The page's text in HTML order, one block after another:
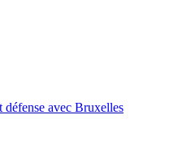
défense avec Bruxelles